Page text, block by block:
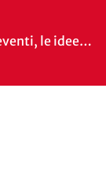
le idee…